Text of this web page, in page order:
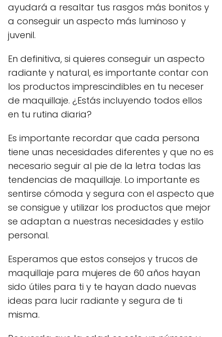
ayudará a resaltar tus rasgos más bonitos y
a conseguir un aspecto más luminoso y
juvenil.
En definitiva, si quieres conseguir un aspecto
radiante y natural, es importante contar con
los productos imprescindibles en tu neceser
de maquillaje. ¿Estás incluyendo todos ellos
en tu rutina diaria?
Es importante recordar que cada persona
tiene unas necesidades diferentes y que no es
necesario seguir al pie de la letra todas las
tendencias de maquillaje. Lo importante es
sentirse cómoda y segura con el aspecto que
se consigue y utilizar los productos que mejor
se adaptan a nuestras necesidades y estilo
personal.
Esperamos que estos consejos y trucos de
maquillaje para mujeres de 60 años hayan
sido útiles para ti y te hayan dado nuevas
ideas para lucir radiante y segura de ti
misma.